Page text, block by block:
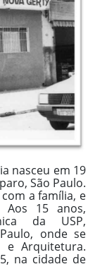
nasceu em 19
São Paulo.
a família, e
Aos 15 anos,
da USP,
onde se
e Arquitetura.
na cidade de